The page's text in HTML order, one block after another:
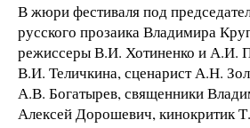
В жюри фестиваля под
русского прозаика Владимира
режиссеры В.И. Хотиненко и А.И.
В.И. Теличкина, сценарист А.Н.
А.В. Богатырев, священники
Алексей Дорошевич, кинокритик